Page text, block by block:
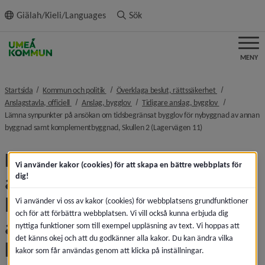
innehållet
Giälah/Kieli/Languages Sök
MENY
Startsida Kommun och politik nivå i brödsmulenavigeringen
Överklaga beslut, rättssäkerhet nivå i
Anslagstavla, officiell
nivå i brödsmulenavigeringen
Anslag, bygglov nivå i brödsmulenavigeringen
Tidigare anslag, bygglov nivå i
Lämna synpunkter på ansökan om tidsbegränsat bygglov för nybyggnad av annan
byggnad samt komplementbyggnad, Skullen 2 (Lagervägen 11)nivå i
Lämna synpunkter på
ansökan om tidsbegränsat
bygglov för nybyggnad av
annan byggnad samt
komplementbyggnad,
Vi använder kakor (cookies) för att skapa en bättre webbplats för
dig!
Vi använder vi oss av kakor (cookies) för webbplatsens grundfunktioner
och för att förbättra webbplatsen. Vi vill också kunna erbjuda dig
nyttiga funktioner som till exempel uppläsning av text. Vi hoppas att
det känns okej och att du godkänner alla kakor. Du kan ändra vilka
kakor som får användas genom att klicka på inställningar.